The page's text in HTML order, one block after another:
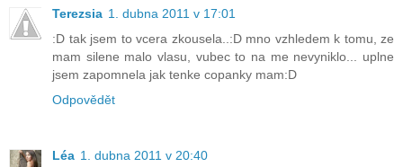
Terezsia 1. dubna 2011 v 17:01
:D tak jsem to vcera zkousela..:D mno vzhledem k tomu, ze
mam silene malo vlasu, vubec to na me nevyniklo... uplne
jsem zapomnela jak tenke copanky mam:D
Odpovědět
Léa 1. dubna 2011 v 20:40